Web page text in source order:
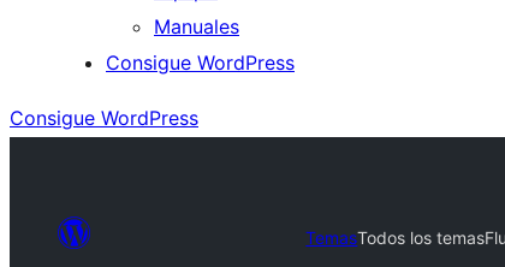
Manuales
Consigue WordPress
Consigue WordPress
TemasTodos los temas